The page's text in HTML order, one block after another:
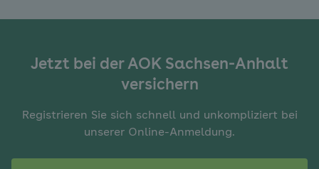
Jetzt bei der AOK Sachsen-Anhalt
versichern
Registrieren Sie sich schnell und unkompliziert bei
unserer Online-Anmeldung.